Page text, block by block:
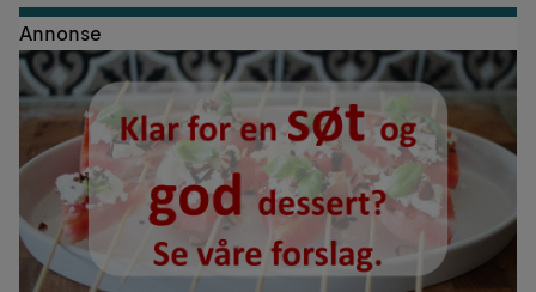
Annonse